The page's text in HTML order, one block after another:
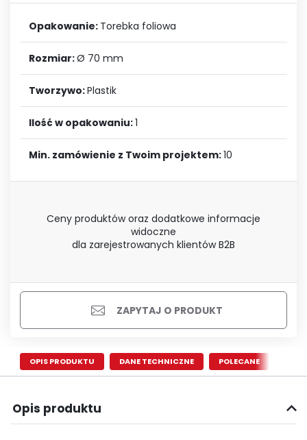
Opakowanie: Torebka foliowa
Rozmiar:Ø 70 mm
Tworzywo:Plastik
Ilość w opakowaniu:1
Min. zamówienie z Twoim projektem:10
Ceny produktów oraz dodatkowe informacje
widoczne
dla zarejestrowanych klientów B2B
ZAPYTAJ O PRODUKT
OPIS PRODUKTU DANE TECHNICZNE POLECANE
Opis produktu